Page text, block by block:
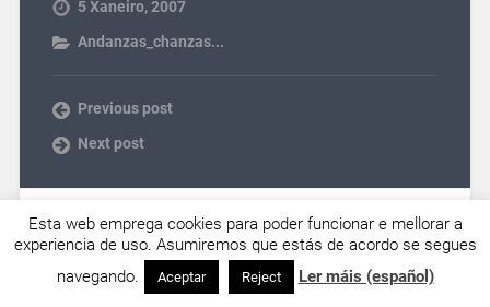
5 Xaneiro, 2007
Andanzas_chanzas...
Previous post
Next post
Deixa unha resposta
O teu enderezo electrónico non se publicará Os campos
obrigatorios están marcados con
Esta web emprega cookies para poder funcionar e mellorar a
experiencia de uso. Asumiremos que estás de acordo se segues
navegando.
Aceptar Reject Ler máis (español)